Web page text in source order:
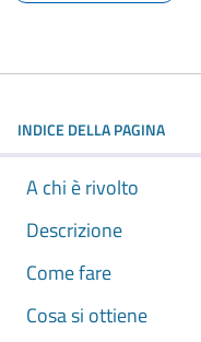
INDICE DELLA PAGINA
A chi è rivolto
Descrizione
Come fare
Cosa si ottiene